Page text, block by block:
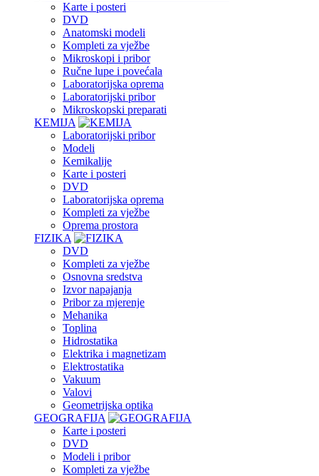
Karte i posteri
DVD
Anatomski modeli
Kompleti za vježbe
Mikroskopi i pribor
Ručne lupe i povećala
Laboratorijska oprema
Laboratorijski pribor
Mikroskopski preparati
KEMIJA
Laboratorijski pribor
Modeli
Kemikalije
Karte i posteri
DVD
Laboratorijska oprema
Kompleti za vježbe
Oprema prostora
FIZIKA
DVD
Kompleti za vježbe
Osnovna sredstva
Izvor napajanja
Pribor za mjerenje
Mehanika
Toplina
Hidrostatika
Elektrika i magnetizam
Elektrostatika
Vakuum
Valovi
Geometrijska optika
GEOGRAFIJA
Karte i posteri
DVD
Modeli i pribor
Kompleti za vježbe